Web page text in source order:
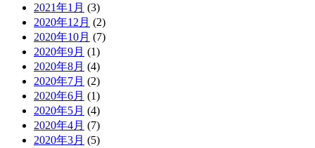
2021年1月 (3)
2020年12月 (2)
2020年10月 (7)
2020年9月 (1)
2020年8月 (4)
2020年7月 (2)
2020年6月 (1)
2020年5月 (4)
2020年4月 (7)
2020年3月 (5)